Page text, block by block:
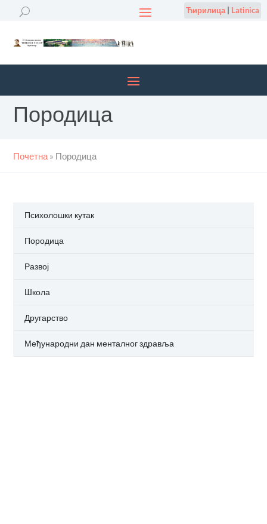
Ћирилица| Latinica
Породица
Почетна » Породица
Психолошки кутак
Породица
Развој
Школа
Другарство
Међународни дан менталног здравља